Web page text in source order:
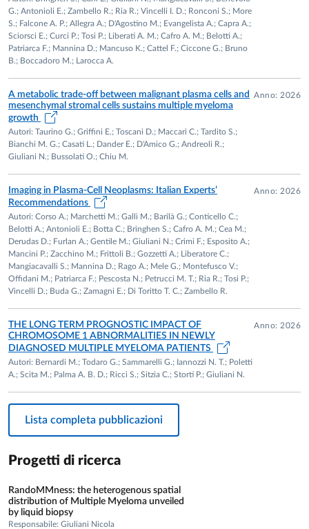
research: “Reprogramming MM cell metabolism to
affect bone disease in Multiple Myeloma.
"International Myeloma Society (IMS) and Paula and
Rodger Riney Foundation Translational Research Grant
diagnostic tool for bone disease in multiple myeloma
patients.
Global Medical Grants Pfizer 2022-2023:
“Characterization and targeting of myeloma cancer
treatment”
National
Group Leaderof Grants of the Italian Minister of
University and Research (MIUR) PRIN for the research
projects entitled:
“Espressione e ruolo delle isoforme del recettore
mieloma multiplo e delle neoplasie B” in the 2004;
“Alterazioni del microambiente osseo nel mieloma
multiplo: meccanismi biologici e ruolo
patogenetico” in the 2006,
MIELOMA MULTIPLO: VALUTAZIONE DEL LORO
EFFETTO A LIVELLO DEL MICROAMBIENTE
OSSEO E IDENTIFICAZIONE DI MARCATORI
PROGNOSTICI MOLECOLARI” in the 2009.
Principal Investigator
Minister of University and Research (MIUR) PRIN for
the research projects entitled“RandoMMness: the
heterogenous spatial distribution of Multiple Myeloma
SPERIMENTALI NEL MIELOMA MULTIPLO: o studio dei
meccanismi di “drug resistance” ai nuovi farmaci  effetto
della lenalidomide e farmaci immunomodulatori sul
microambiente  meccanismi di resistenza anticorpi anti-
pazienti con amplificazione del cromosoma 1q21 o terapia
oncolitica del mieloma con virus alternativi. • RICERCA
CLINICA NEI PAZIENTI CON MIELOMA MULTIPLO: o
Conduzione di studi di fase I-II e fase III nei pazienti affetti da
mieloma multiplo per la valutazione dell’efficacia di nuove
molecole e di nuove combinazioni e approcci terapeutici.
G.; Antonioli E.; Zambello R.; Ria R.; Vincelli I. D.; Ronconi S.; More
S.; Falcone A. P.; Allegra A.; D'Agostino M.; Evangelista A.; Capra A.;
Sciorsci E.; Curci P.; Tosi P.; Liberati A. M.; Cafro A. M.; Belotti A.;
Patriarca F.; Mannina D.; Mancuso K.; Cattel F.; Ciccone G.; Bruno
B.; Boccadoro M.; Larocca A.
A metabolic trade-off between malignant plasma cells and
mesenchymal stromal cells sustains multiple myeloma
growth
Autori: Taurino G.; Griffini E.; Toscani D.; Maccari C.; Tardito S.;
Bianchi M. G.; Casati L.; Dander E.; D'Amico G.; Andreoli R.;
Giuliani N.; Bussolati O.; Chiu M.
Anno: 2026
Imaging in Plasma-Cell Neoplasms: Italian Experts’
Recommendations
Autori: Corso A.; Marchetti M.; Galli M.; Barilà G.; Conticello C.;
Belotti A.; Antonioli E.; Botta C.; Bringhen S.; Cafro A. M.; Cea M.;
Derudas D.; Furlan A.; Gentile M.; Giuliani N.; Crimi F.; Esposito A.;
Mancini P.; Zacchino M.; Frittoli B.; Gozzetti A.; Liberatore C.;
Mangiacavalli S.; Mannina D.; Rago A.; Mele G.; Montefusco V.;
Offidani M.; Patriarca F.; Pescosta N.; Petrucci M. T.; Ria R.; Tosi P.;
Vincelli D.; Buda G.; Zamagni E.; Di Toritto T. C.; Zambello R.
Anno: 2026
THE LONG TERM PROGNOSTIC IMPACT OF
CHROMOSOME 1 ABNORMALITIES IN NEWLY
DIAGNOSED MULTIPLE MYELOMA PATIENTS
Autori: Bernardi M.; Todaro G.; Sammarelli G.; Iannozzi N. T.; Poletti
A.; Scita M.; Palma A. B. D.; Ricci S.; Sitzia C.; Storti P.; Giuliani N.
Anno: 2026
Lista completa pubblicazioni
Progetti di ricerca
RandoMMness: the heterogenous spatial
distribution of Multiple Myeloma unveiled
by liquid biopsy
Responsabile: Giuliani Nicola